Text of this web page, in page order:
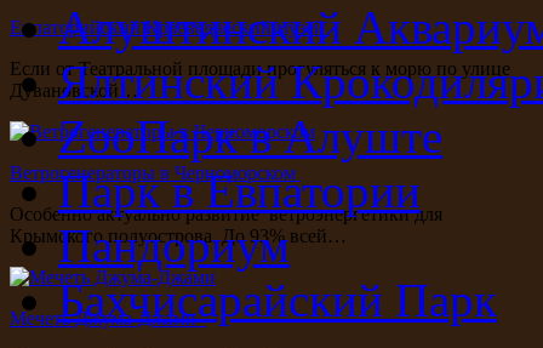
Евпаторийский Краеведческий музей
Если от Театральной площади прогуляться к морю по улице
Дувановской…
Ветрогенераторы в Черноморском
Особенно актуально развитие ветроэнергетики для
Крымского полуострова. До 93% всей…
Мечеть Джума-Джами
Алуштинский
Ялтинский
ZooПарк в Алуште
Парк в Евпатории
Пандориум
Бахчисарайский Парк